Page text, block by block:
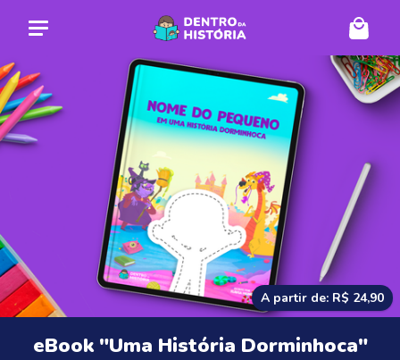
A partir de: R$ 24,90
eBook "Uma História Dorminhoca"